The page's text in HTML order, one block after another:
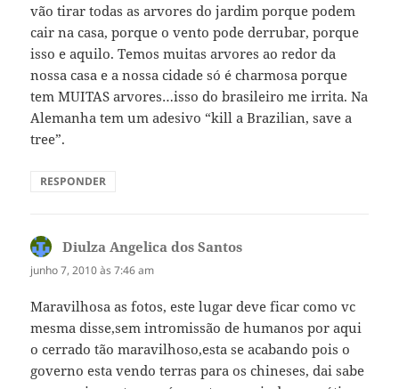
vão tirar todas as arvores do jardim porque podem
cair na casa, porque o vento pode derrubar, porque
isso e aquilo. Temos muitas arvores ao redor da
nossa casa e a nossa cidade só é charmosa porque
tem MUITAS arvores…isso do brasileiro me irrita. Na
Alemanha tem um adesivo “kill a Brazilian, save a
tree”.
RESPONDER
Diulza Angelica dos Santos
junho 7, 2010 às 7:46 am
Maravilhosa as fotos, este lugar deve ficar como vc
mesma disse,sem intromissão de humanos por aqui
o cerrado tão maravilhoso,esta se acabando pois o
governo esta vendo terras para os chineses, dai sabe